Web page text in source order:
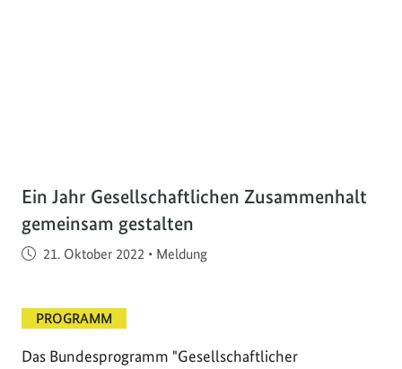
Ein Jahr Gesellschaftlichen Zusammenhalt
gemeinsam gestalten
Veröffentlicht am
21. Oktober 2022 • Meldung
PROGRAMM
Das Bundesprogramm "Gesellschaftlicher